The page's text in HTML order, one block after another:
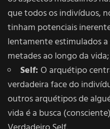
que todos os indivíduos,
tinham potenciais
lentamente estimulados
metades ao longo da vida;
Self: O arquétipo
verdadeira face do
outros arquétipos de
vida é a busca